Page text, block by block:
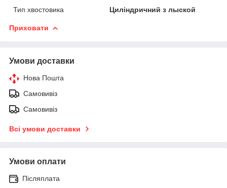
Тип хвостовика
Циліндричний з лыской
Приховати
Умови доставки
Нова Пошта
Самовивіз
Самовивіз
Всі умови доставки
Умови оплати
Післяплата